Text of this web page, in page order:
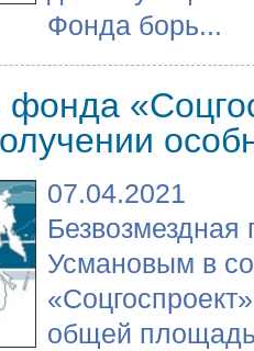
Фонда борь...
фонда
07.04.2021
Усмановым в
общей